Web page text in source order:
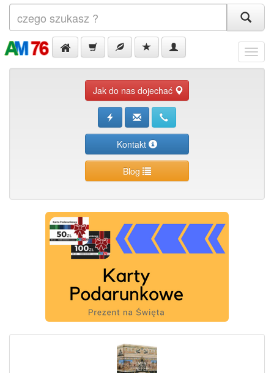
Menu
Jak do nas dojechać
Kontakt
Blog